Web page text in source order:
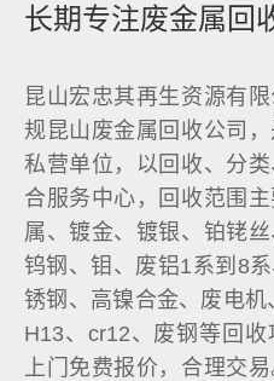
长期专注废金属回
昆山宏忠其再生资源有
规昆山废金属回收公司
私营单位，以回收、分
合服务中心，回收范围
属、镀金、镀银、铂铑
钨钢、钼、废铝1系到8
锈钢、高镍合金、废电机
H13、cr12、废钢等回
上门免费报价，合理交